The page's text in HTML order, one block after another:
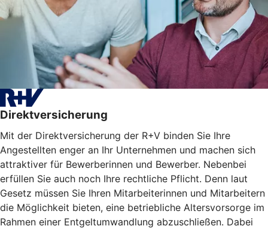
Direktversicherung
Mit der Direktversicherung der R+V binden Sie Ihre
Angestellten enger an Ihr Unternehmen und machen sich
attraktiver für Bewerberinnen und Bewerber. Nebenbei
erfüllen Sie auch noch Ihre rechtliche Pflicht. Denn laut
Gesetz müssen Sie Ihren Mitarbeiterinnen und Mitarbeitern
die Möglichkeit bieten, eine betriebliche Altersvorsorge im
Rahmen einer Entgeltumwandlung abzuschließen. Dabei